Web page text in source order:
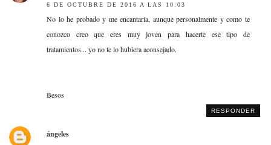
6 DE OCTUBRE DE 2016 A LAS 10:03
No lo he probado y me encantaría, aunque personalmente y como te
conozco creo que eres muy joven para hacerte ese tipo de
tratamientos... yo no te lo hubiera aconsejado.
Besos
RESPONDER
ángeles